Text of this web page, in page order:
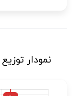
نمودار